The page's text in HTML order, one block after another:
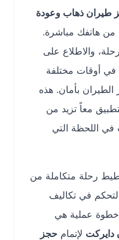
ذهاب وعودة
مباشرة.
والاطلاع على
مختلفة
بأمان. هذه
معاً تزيد من
التي
متكاملة من
في تكاليف
عملية هي
لإتمامحجز